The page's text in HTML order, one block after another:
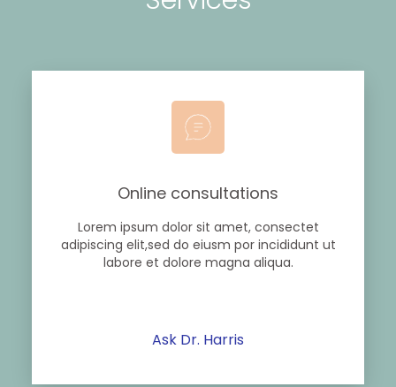
Online consultations
Lorem ipsum dolor sit amet, consectet
adipiscing elit,sed do eiusm por incididunt ut
labore et dolore magna aliqua.
Ask Dr. Harris